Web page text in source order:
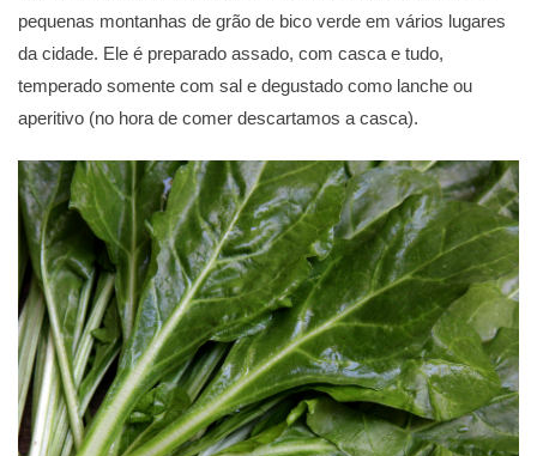
pequenas montanhas de grão de bico verde em vários lugares
da cidade. Ele é preparado assado, com casca e tudo,
temperado somente com sal e degustado como lanche ou
aperitivo (no hora de comer descartamos a casca).